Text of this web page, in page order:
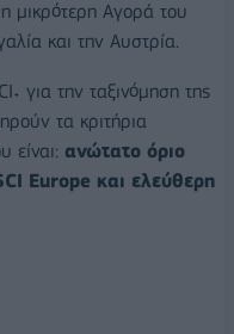
μικρότερη Αγορά του
και την Αυστρία.
για την ταξινόμηση της
τα κριτήρια
είναι: ανώτατο όριο
Europe και ελεύθερη